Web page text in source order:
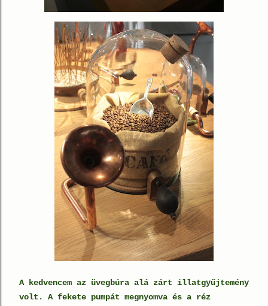
A kedvencem az üvegbúra alá zárt illatgyűjtemény
volt. A fekete pumpát megnyomva és a réz